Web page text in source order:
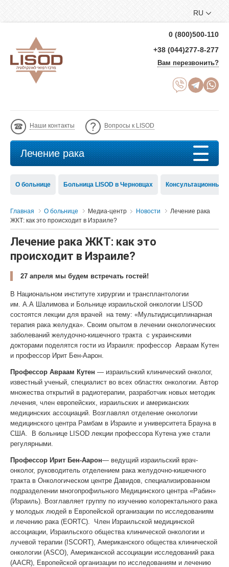
RU
0 (800)500-110
+38 (044)277-8-277
Вам перезвонить?
Наши контакты Вопросы к LISOD
Лечение рака
О больнице Больница LISOD в Черновцах Консультационный
Главная О больнице Медиа-центр Новости
Лечение рака
ЖКТ: как это происходит в Израиле?
Лечение рака ЖКТ: как это
происходит в Израиле?
27 апреля мы будем встречать гостей!
В Национальном институте хирургии и трансплантологии
им. А.А Шалимова и Больнице израильской онкологии LISOD
состоятся лекции для врачей на тему: «Мультидисциплинарная
терапия рака желудка». Своим опытом в лечении онкологических
заболеваний желудочно-кишечного тракта с украинскими
докторами поделятся гости из Израиля: профессор Авраам Кутен
и профессор Ирит Бен-Аарон.
Профессор Авраам Кутен — израильский клинический онколог,
известный ученый, специалист во всех областях онкологии. Автор
множества открытий в радиотерапии, разработчик новых методик
лечения, член европейских, израильских и американских
медицинских ассоциаций. Возглавлял отделение онкологии
медицинского центра Рамбам в Израиле и университета Брауна в
США. В больнице LISOD лекции профессора Кутена уже стали
регулярными.
Профессор Ирит Бен-Аарон— ведущий израильский врач-
онколог, руководитель отделением рака желудочно-кишечного
тракта в Онкологическом центре Давидов, специализированном
подразделении многопрофильного Медицинского центра «Рабин»
(Израиль). Возглавляет группу по изучению колоректального рака
у молодых людей в Европейской организации по исследованиям
и лечению рака (EORTC). Член Израильской медицинской
ассоциации, Израильского общества клинической онкологии и
лучевой терапии (ISCORT), Американского общества клинической
онкологии (ASCO), Американской ассоциации исследований рака
(AACR), Европейской организации по исследованиям и лечению